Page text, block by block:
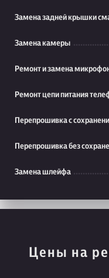
Замена задней крышки
Замена камеры
Ремонт и замена
Ремонт цепи питания
Перепрошивка с
Перепрошивка без
Замена шлейфа
Цены на